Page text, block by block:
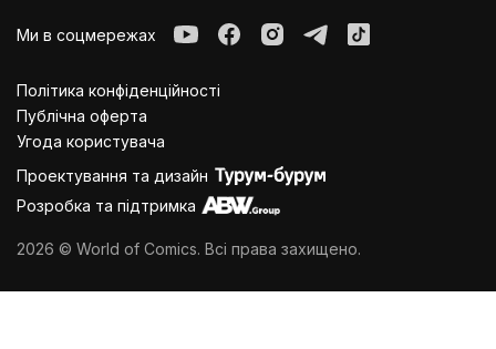
Ми в соцмережах
Політика конфіденційності
Публiчна оферта
Угода користувача
Проектування та дизайн
Розробка та підтримка
2026 © World of Comics. Всі права захищено.